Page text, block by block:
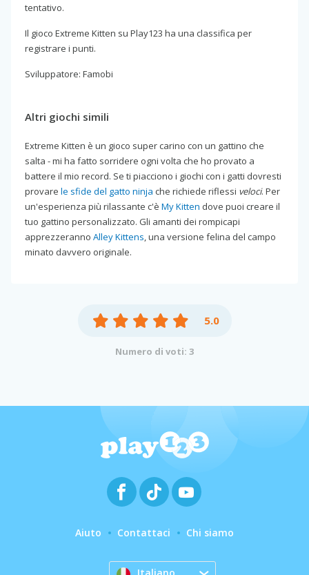
tentativo.
Il gioco Extreme Kitten su Play123 ha una classifica per
registrare i punti.
Sviluppatore: Famobi
Altri giochi simili
Extreme Kitten è un gioco super carino con un gattino che
salta - mi ha fatto sorridere ogni volta che ho provato a
battere il mio record. Se ti piacciono i giochi con i gatti dovresti
provare le sfide del gatto ninja che richiede riflessi veloci. Per
un'esperienza più rilassante c'è My Kitten dove puoi creare il
tuo gattino personalizzato. Gli amanti dei rompicapi
apprezzeranno Alley Kittens, una versione felina del campo
minato davvero originale.
5.0
Numero di voti: 3
Aiuto Contattaci Chi siamo